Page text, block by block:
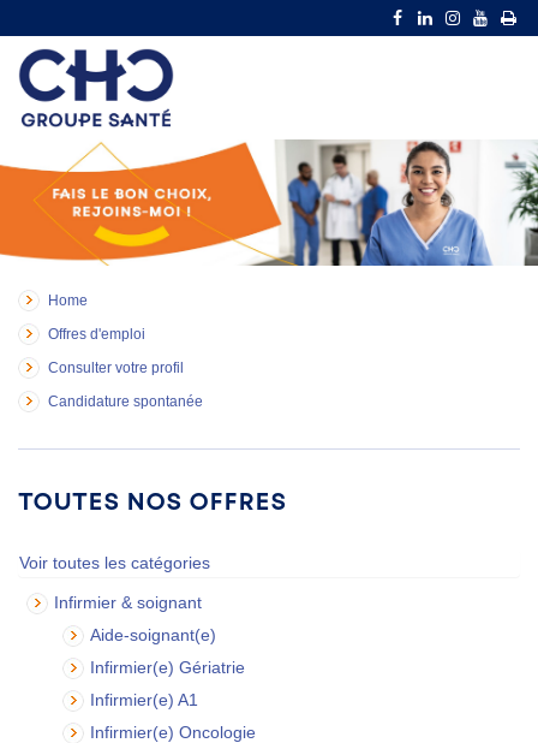
Home
Offres d'emploi
Consulter votre profil
Candidature spontanée
Toutes nos offres
Voir toutes les catégories
Infirmier & soignant
Aide-soignant(e)
Infirmier(e) Gériatrie
Infirmier(e) A1
Infirmier(e) Oncologie